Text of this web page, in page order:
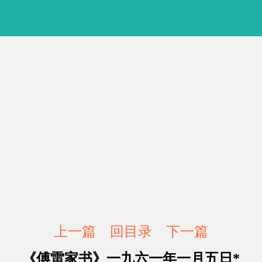
上一篇 回目录
下一篇
《傅雷家书》一九六一年一月五日*